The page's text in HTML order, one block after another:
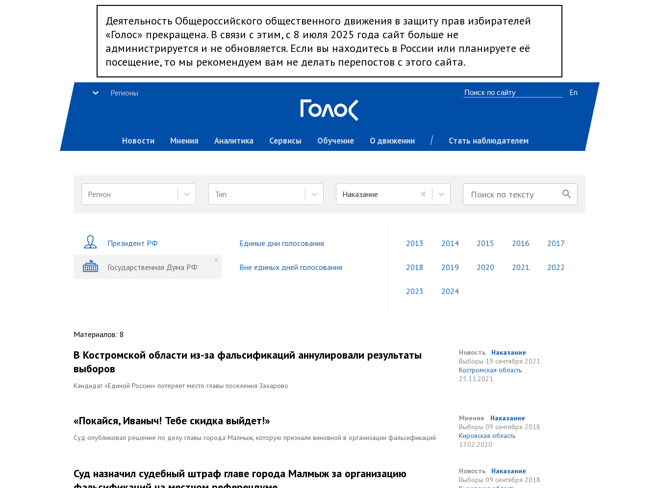
Деятельность Общероссийского общественного движения в защиту прав избирателей
«Голос» прекращена. В связи с этим, с 8 июля 2025 года сайт больше не
администрируется и не обновляется. Если вы находитесь в России или планируете её
посещение, то мы рекомендуем вам не делать перепостов с этого сайта.
Регионы
Новости Мнения Аналитика Сервисы Обучение О движении Стать наблюдателем
En
Регион Тип Наказание
Президент РФ
Государственная Дума РФ
Единые дни голосования
Вне единых дней голосования
2013 2014 2015 2016 2017
2018 2019 2020 2021 2022
2023 2024
Материалов: 8
В Костромской области из-за фальсификаций аннулировали результаты
выборов
Кандидат «Единой России» потеряет место главы поселения Захарово
Новость
Наказание
Выборы 19 сентября 2021
Костромская область
25.11.2021
«Покайся, Иваныч! Тебе скидка выйдет!»
Суд опубликовал решение по делу главы города Малмыж, которую признали виновной в организации фальсификаций
Мнение
Наказание
Выборы 09 сентября 2018
Кировская область
17.02.2020
Суд назначил судебный штраф главе города Малмыж за организацию
Новость
Наказание
Выборы 09 сентября 2018